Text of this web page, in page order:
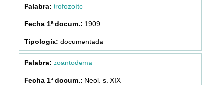
trofozoíto
1909
documentada
zoantodema
Neol. s. XIX